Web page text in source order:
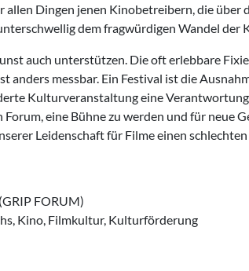
allen Dingen jenen Kinobetreibern, die über
dem fragwürdigen Wandel
auch unterstützen. Die oft erlebbare
anders messbar. Ein Festival ist die
Kulturveranstaltung eine
eine Bühne zu werden und für neue
Leidenschaft für Filme einen
FORUM)
Kino, Filmkultur, Kulturförderung